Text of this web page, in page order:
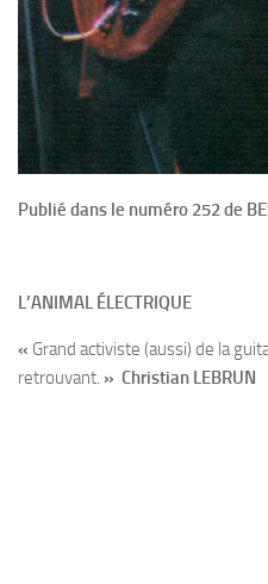
Publié dans le numéro 252 de
L’ANIMAL ÉLECTRIQUE
« Grand activiste (aussi) de la
retrouvant. » Christian LEBRUN